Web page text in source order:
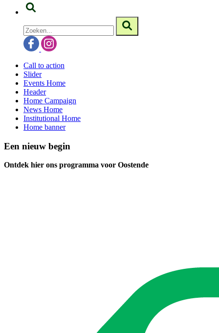
Call to action
Slider
Events Home
Header
Home Campaign
News Home
Institutional Home
Home banner
Een nieuw begin
Ontdek hier ons programma voor Oostende